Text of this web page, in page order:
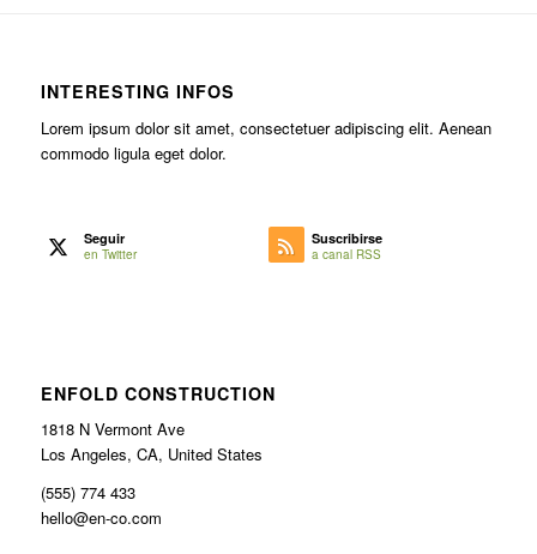
INTERESTING INFOS
Lorem ipsum dolor sit amet, consectetuer adipiscing elit. Aenean
commodo ligula eget dolor.
Seguir
en Twitter
Suscribirse
a canal RSS
ENFOLD CONSTRUCTION
1818 N Vermont Ave
Los Angeles, CA, United States
(555) 774 433
hello@en-co.com